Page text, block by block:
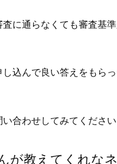
に通らなくても審査基
込んで良い答えをもら
合わせしてみてください
が教えてくれな